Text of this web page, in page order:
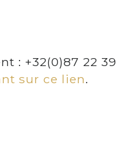
: +32(0)87 22 39
sur ce lien.